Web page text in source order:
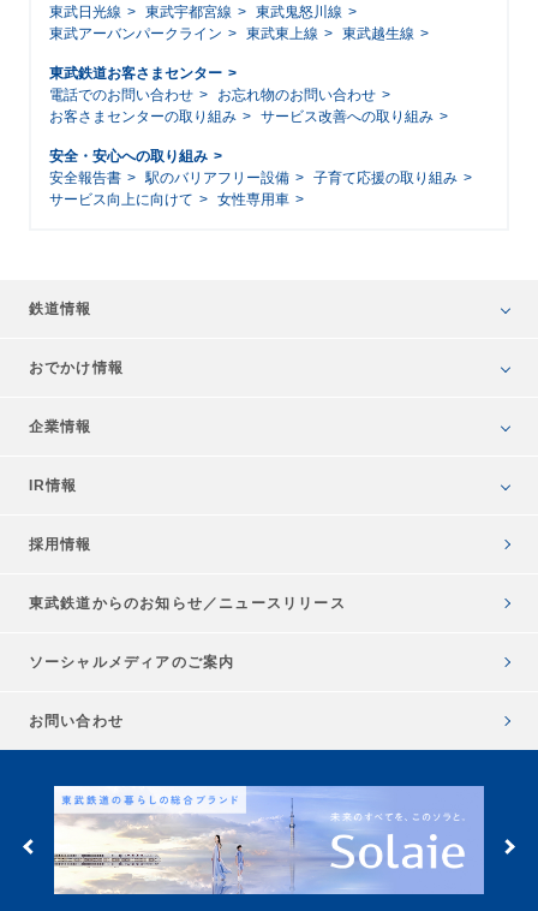
東武日光線
東武宇都宮線
東武鬼怒川線
東武アーバンパークライン
東武東上線 東武越生線
東武鉄道お客さまセンター
電話でのお問い合わせ
お忘れ物のお問い合わせ
お客さまセンターの取り組み
サービス改善への取り組み
安全・安心への取り組み
安全報告書
駅のバリアフリー設備
子育て応援の取り組み
サービス向上に向けて
女性専用車
鉄道情報
おでかけ情報
企業情報
IR情報
採用情報
東武鉄道からのお知らせ／ ニュースリリース
ソーシャルメディアのご案内
お問い合わせ